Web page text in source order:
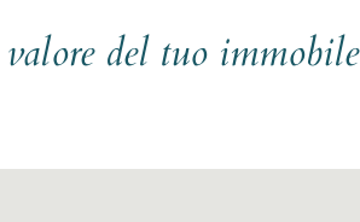
del tuo immobile